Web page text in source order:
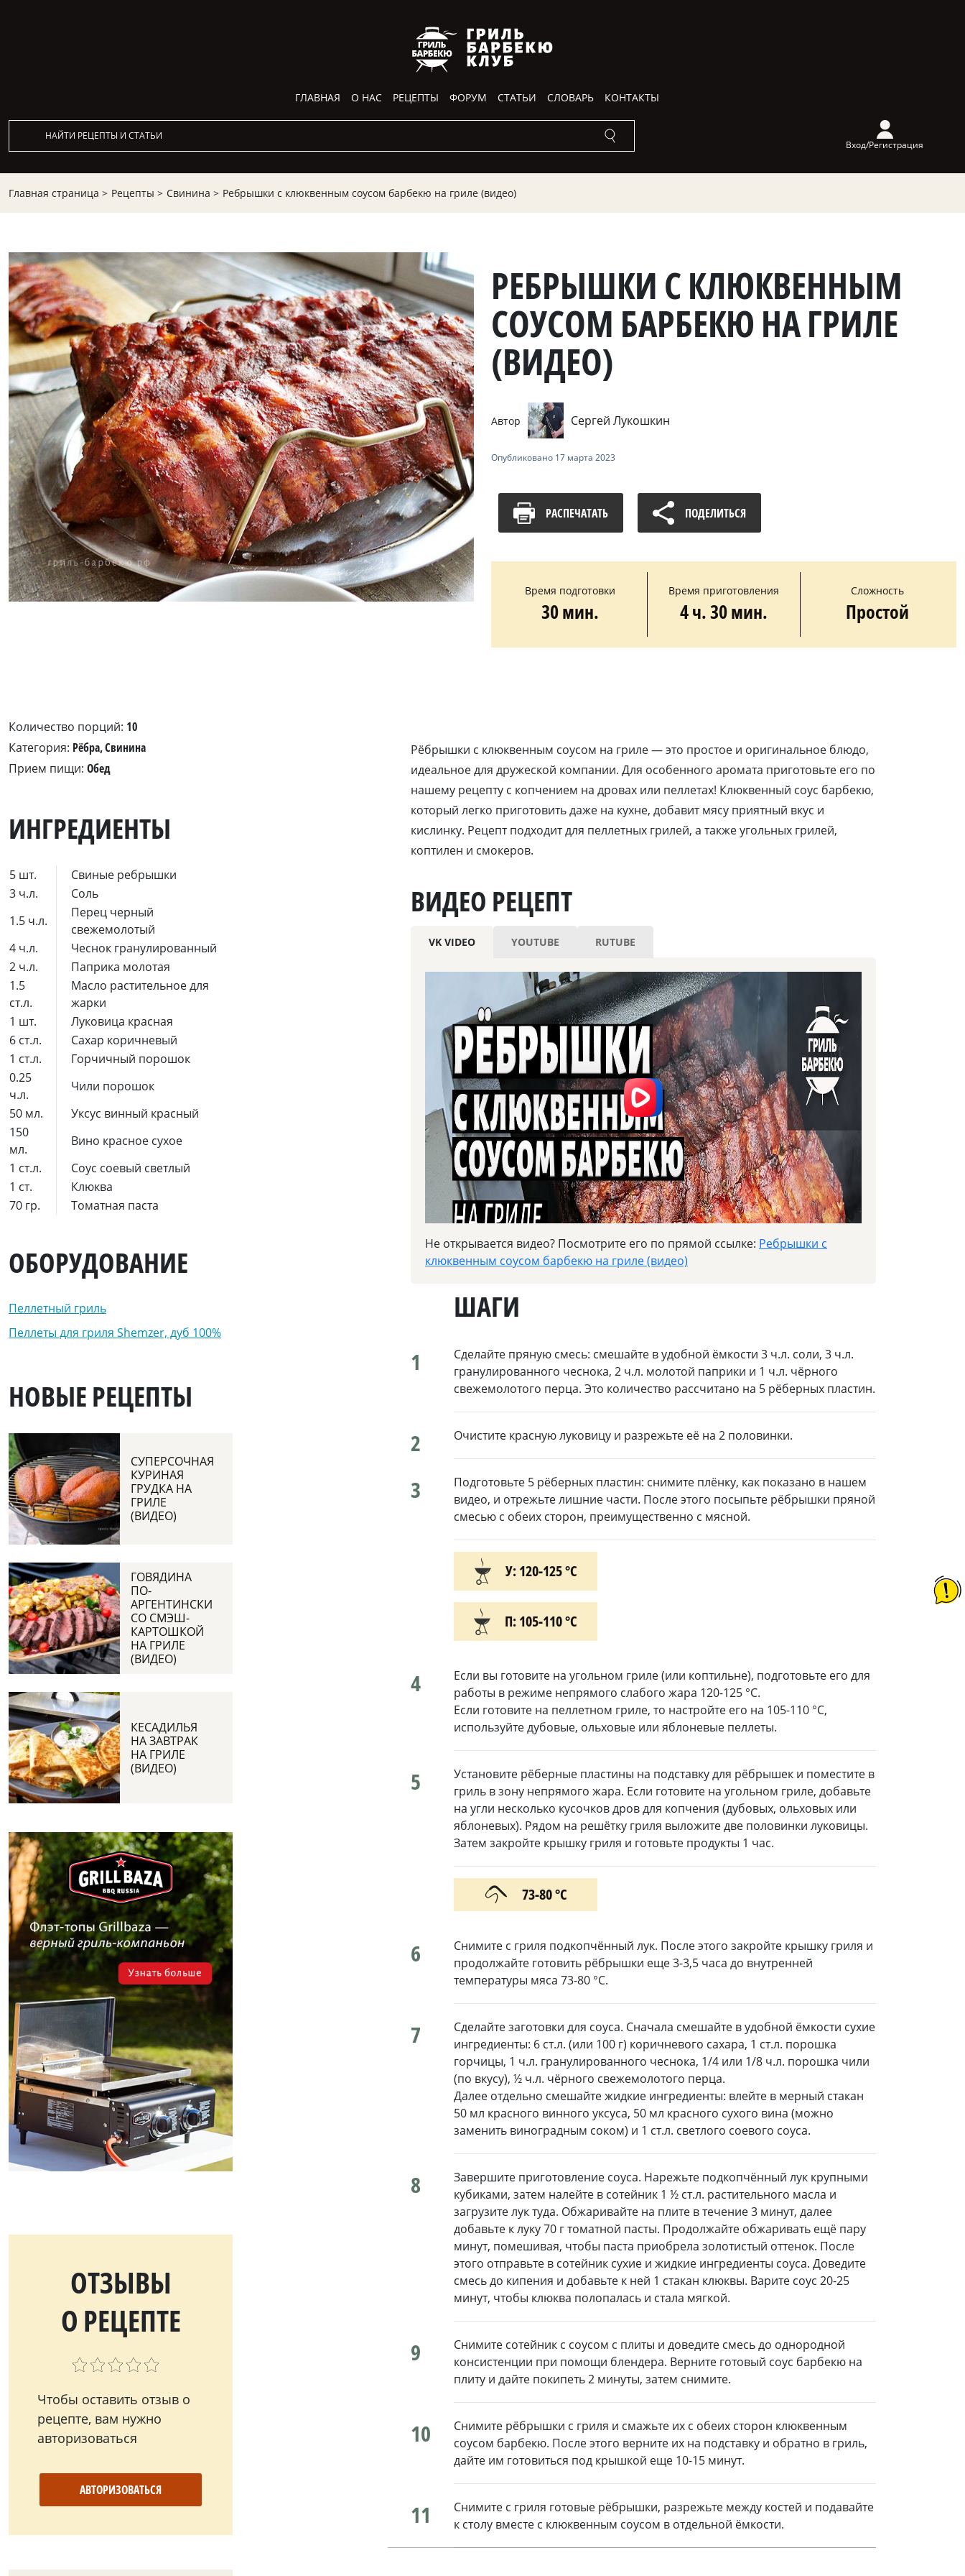
ГЛАВНАЯ О НАС РЕЦЕПТЫ ФОРУМ СТАТЬИ СЛОВАРЬ КОНТАКТЫ
Вход/Регистрация
Главная страница > Рецепты > Свинина > Ребрышки с клюквенным соусом барбекю на гриле (видео)
РЕБРЫШКИ С КЛЮКВЕННЫМ
СОУСОМ БАРБЕКЮ НА ГРИЛЕ
(ВИДЕО)
Автор Сергей Лукошкин
Опубликовано 17 марта 2023
РАСПЕЧАТАТЬ ПОДЕЛИТЬСЯ
Время подготовки
30 мин.
Время приготовления
4 ч. 30 мин.
Сложность
Простой
Количество порций: 10
Категория: Рёбра, Свинина
Прием пищи: Обед
ИНГРЕДИЕНТЫ
5 шт.
Свиные ребрышки
3 ч.л.
Соль
1.5 ч.л.
Перец черный
свежемолотый
4 ч.л.
Чеснок гранулированный
2 ч.л.
Паприка молотая
1.5
ст.л.
Масло растительное для
жарки
1 шт.
Луковица красная
6 ст.л.
Сахар коричневый
1 ст.л.
Горчичный порошок
0.25
ч.л.
Чили порошок
50 мл.
Уксус винный красный
150
мл.
Вино красное сухое
1 ст.л.
Соус соевый светлый
1 ст.
Клюква
70 гр.
Томатная паста
ОБОРУДОВАНИЕ
Пеллетный гриль
Пеллеты для гриля Shemzer, дуб 100%
НОВЫЕ РЕЦЕПТЫ
СУПЕРСОЧНАЯ
КУРИНАЯ
ГРУДКА НА
ГРИЛЕ
(ВИДЕО)
ГОВЯДИНА
ПО-
АРГЕНТИНСКИ
СО СМЭШ-
КАРТОШКОЙ
НА ГРИЛЕ
(ВИДЕО)
КЕСАДИЛЬЯ
НА ЗАВТРАК
НА ГРИЛЕ
(ВИДЕО)
ОТЗЫВЫ
О РЕЦЕПТЕ
Чтобы оставить отзыв о
рецепте, вам нужно
авторизоваться
АВТОРИЗОВАТЬСЯ
Рёбрышки с клюквенным соусом на гриле — это простое и оригинальное блюдо,
идеальное для дружеской компании. Для особенного аромата приготовьте его по
нашему рецепту с копчением на дровах или пеллетах! Клюквенный соус барбекю,
который легко приготовить даже на кухне, добавит мясу приятный вкус и
кислинку. Рецепт подходит для пеллетных грилей, а также угольных грилей,
коптилен и смокеров.
ВИДЕО РЕЦЕПТ
VK VIDEO YOUTUBE RUTUBE
Не открывается видео? Посмотрите его по прямой ссылке: Ребрышки с
клюквенным соусом барбекю на гриле (видео)
ШАГИ
1
Сделайте пряную смесь: смешайте в удобной ёмкости 3 ч.л. соли, 3 ч.л.
гранулированного чеснока, 2 ч.л. молотой паприки и 1 ч.л. чёрного
свежемолотого перца. Это количество рассчитано на 5 рёберных пластин.
2 Очистите красную луковицу и разрежьте её на 2 половинки.
3
Подготовьте 5 рёберных пластин: снимите плёнку, как показано в нашем
видео, и отрежьте лишние части. После этого посыпьте рёбрышки пряной
смесью с обеих сторон, преимущественно с мясной.
У: 120-125 °С
П: 105-110 °С
4
Если вы готовите на угольном гриле (или коптильне), подготовьте его для
работы в режиме непрямого слабого жара 120-125 °C.
Если готовите на пеллетном гриле, то настройте его на 105-110 °C,
используйте дубовые, ольховые или яблоневые пеллеты.
5
Установите рёберные пластины на подставку для рёбрышек и поместите в
гриль в зону непрямого жара. Если готовите на угольном гриле, добавьте
на угли несколько кусочков дров для копчения (дубовых, ольховых или
яблоневых). Рядом на решётку гриля выложите две половинки луковицы.
Затем закройте крышку гриля и готовьте продукты 1 час.
73-80 °С
6
Снимите с гриля подкопчённый лук. После этого закройте крышку гриля и
продолжайте готовить рёбрышки еще 3-3,5 часа до внутренней
температуры мяса 73-80 °C.
7
Сделайте заготовки для соуса. Сначала смешайте в удобной ёмкости сухие
ингредиенты: 6 ст.л. (или 100 г) коричневого сахара, 1 ст.л. порошка
горчицы, 1 ч.л. гранулированного чеснока, 1/4 или 1/8 ч.л. порошка чили
(по вкусу), ½ ч.л. чёрного свежемолотого перца.
Далее отдельно смешайте жидкие ингредиенты: влейте в мерный стакан
50 мл красного винного уксуса, 50 мл красного сухого вина (можно
заменить виноградным соком) и 1 ст.л. светлого соевого соуса.
8
Завершите приготовление соуса. Нарежьте подкопчённый лук крупными
кубиками, затем налейте в сотейник 1 ½ ст.л. растительного масла и
загрузите лук туда. Обжаривайте на плите в течение 3 минут, далее
добавьте к луку 70 г томатной пасты. Продолжайте обжаривать ещё пару
минут, помешивая, чтобы паста приобрела золотистый оттенок. После
этого отправьте в сотейник сухие и жидкие ингредиенты соуса. Доведите
смесь до кипения и добавьте к ней 1 стакан клюквы. Варите соус 20-25
минут, чтобы клюква полопалась и стала мягкой.
9
Снимите сотейник с соусом с плиты и доведите смесь до однородной
консистенции при помощи блендера. Верните готовый соус барбекю на
плиту и дайте покипеть 2 минуты, затем снимите.
10
Снимите рёбрышки с гриля и смажьте их с обеих сторон клюквенным
соусом барбекю. После этого верните их на подставку и обратно в гриль,
дайте им готовиться под крышкой еще 10-15 минут.
11
Снимите с гриля готовые рёбрышки, разрежьте между костей и подавайте
к столу вместе с клюквенным соусом в отдельной ёмкости.